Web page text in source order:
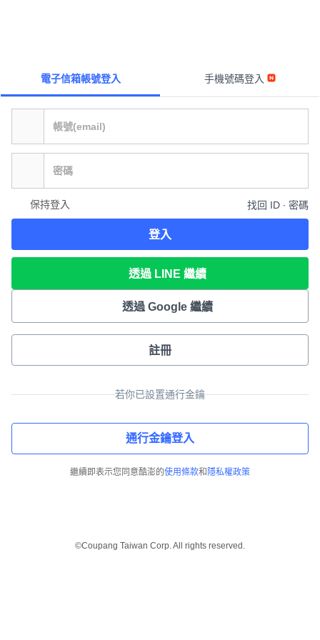
電子信箱帳號登入 手機號碼登入
保持登入 找回 ID ∙ 密碼
登入
透過 LINE 繼續
透過 Google 繼續
註冊
若你已設置通行金鑰
通行金鑰登入
繼續即表示您同意酷澎的使用條款和 隱私權政策
©Coupang Taiwan Corp. All rights reserved.